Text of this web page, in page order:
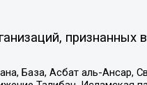
признанных в
База, Асбат аль-Ансар,